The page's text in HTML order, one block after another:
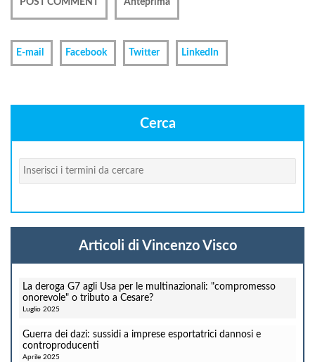
E-mail Facebook Twitter LinkedIn
Cerca
Cerca
Articoli di Vincenzo Visco
La deroga G7 agli Usa per le multinazionali: "compromesso
onorevole" o tributo a Cesare?
Luglio 2025
Guerra dei dazi: sussidi a imprese esportatrici dannosi e
controproducenti
Aprile 2025